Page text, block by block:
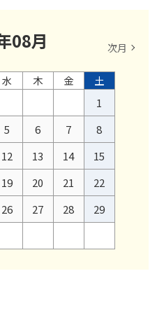
08月 次月
水 木 金
土
1
5 6 7
8
12 13 14
15
19 20 21
22
26 27 28
29